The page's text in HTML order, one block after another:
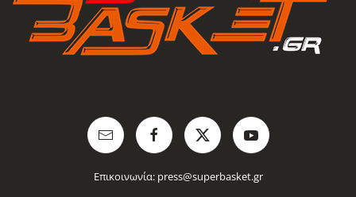
Επικοινωνία: press@superbasket.gr